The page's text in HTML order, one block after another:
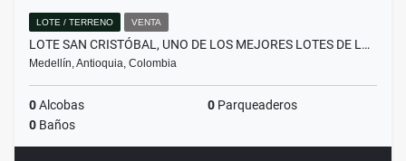
LOTE / TERRENO VENTA
LOTE SAN CRISTÓBAL, UNO DE LOS MEJORES LOTES DE L…
Medellín, Antioquia, Colombia
0Alcobas 0 Parqueaderos
0 Baños